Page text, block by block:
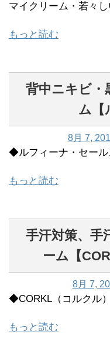
マイクリーム・若々
もっと読む
背中ニキビ・
ム【
8月 7,
◆ルフィーナ・セー
もっと読む
手汗対策、手
ーム【
8月 7,
◆CORKL（コルクル
もっと読む